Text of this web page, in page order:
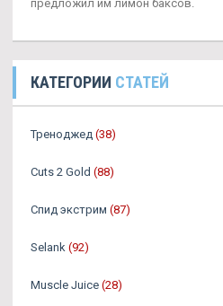
предложил им лимон баксов.
КАТЕГОРИИ СТАТЕЙ
Треноджед (38)
Cuts 2 Gold (88)
Спид экстрим (87)
Selank (92)
Muscle Juice (28)